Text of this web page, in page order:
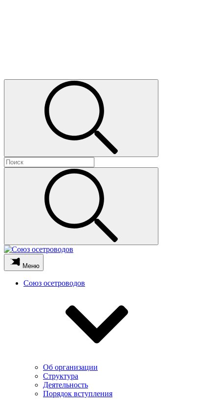
Меню
Союз осетроводов
Об организации
Структура
Деятельность
Порядок вступления